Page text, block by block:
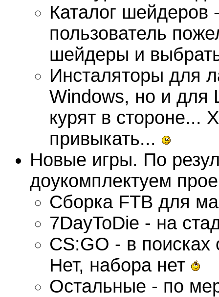
Каталог шейдеров
пользователь
шейдеры и
Инсталяторы для
Windows, но и для
курят в стороне...
привыкать...
Новые игры. По
доукомплектуем
Сборка FTB для
7DayToDie - на
CS:GO - в поисках
Нет, набора нет
Остальные - по